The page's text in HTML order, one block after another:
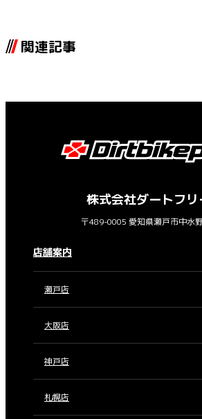
関連記事
株式会社ダートフリ
〒489-0005 愛知県瀬戸市中水
店舗案内
瀬戸店
大阪店
神戸店
札幌店